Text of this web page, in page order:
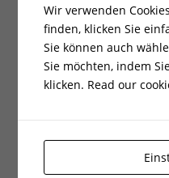
Gewicht
EAN:
Energieklasse:
Wir verwenden
finden, klicken Sie
Sie können auch
Sie möchten, indem
klicken. Read our